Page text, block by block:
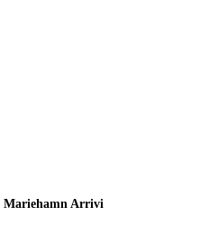
Mariehamn Arrivi